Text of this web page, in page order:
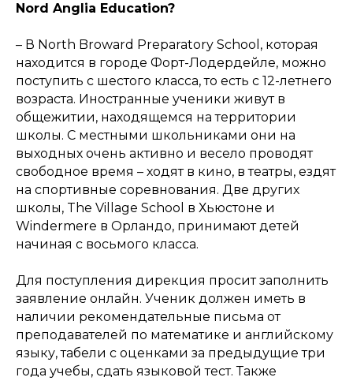
Nord Anglia Education?
– В North Broward Preparatory School, которая
находится в городе Форт-Лодердейле, можно
поступить с шестого класса, то есть с 12-летнего
возраста. Иностранные ученики живут в
общежитии, находящемся на территории
школы. С местными школьниками они на
выходных очень активно и весело проводят
свободное время – ходят в кино, в театры, ездят
на спортивные соревнования. Две других
школы, The Village School в Хьюстоне и
Windermere в Орландо, принимают детей
начиная с восьмого класса.
Для поступления дирекция просит заполнить
заявление онлайн. Ученик должен иметь в
наличии рекомендательные письма от
преподавателей по математике и английскому
языку, табели с оценками за предыдущие три
года учебы, сдать языковой тест. Также